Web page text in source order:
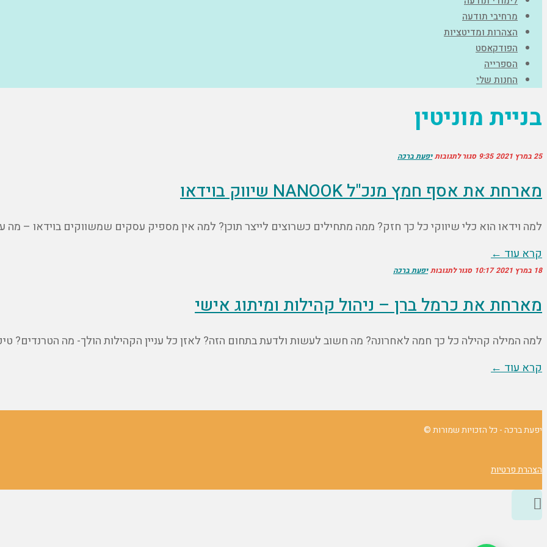
מרחיבי תודעה
הצהרות ומדיטציות
הפודקאסט
הספרייה
החנות שלי
בניית מוניטין
25 במרץ 2021 9:35 סגור לתגובות יפעת ברכה
מארחת את אסף חמץ מנכ"ל NANOOK שיווק בוידאו
למה וידאו הוא כלי שיווקי כל כך חזק? ממה מתחילים כשרוצים לייצר תוכן? למה אין מספיק עסקים שמשווקים בוידאו – מה
קרא עוד ←
18 במרץ 2021 10:17 סגור לתגובות יפעת ברכה
מארחת את כרמל ברן – ניהול קהילות ומיתוג אישי
למה המילה קהילה כל כך חמה לאחרונה? מה חשוב לעשות ולדעת בתחום הזה? לאזן כל עניין הקהילות הולך- מה הטרנדים?
קרא עוד ←
יפעת ברכה - כל הזכויות שמורות ©
הצהרת פרטיות